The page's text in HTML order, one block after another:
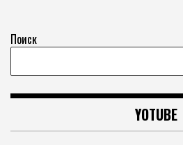
Поиск
YOTUBE